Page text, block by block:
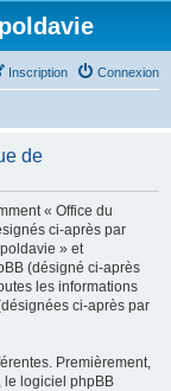
Connexion
Inscription
de
« Office du
ci-après par
» et
(désigné ci-après
les informations
ci-après par
Premièrement,
le logiciel phpBB